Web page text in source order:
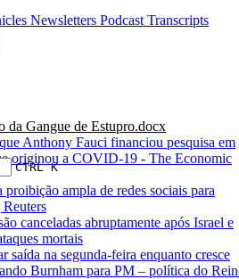
Newsletters Podcast Transcripts
CTRL K
da Gangue de Estupro.docx
Anthony Fauci financiou pesquisa em
originou a COVID-19 - The Economic
ampla de redes sociais para
Reuters
canceladas abruptamente após Israel e
mortais
saída na segunda-feira enquanto cresce
Burnham para PM – política do